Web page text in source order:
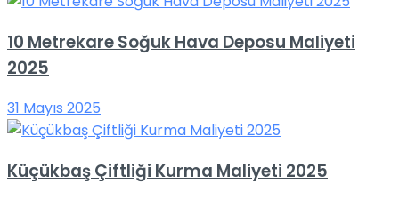
10 Metrekare Soğuk Hava Deposu Maliyeti
2025
31 Mayıs 2025
Küçükbaş Çiftliği Kurma Maliyeti 2025